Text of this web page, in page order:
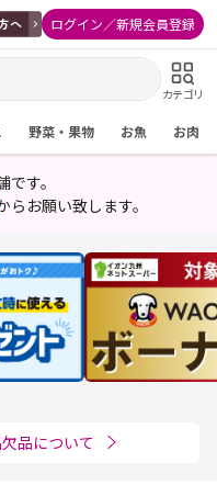
ログイン／新規会員登録
カテゴリ
野菜・果物 お魚 お肉
す。
らお願い致します。
品について